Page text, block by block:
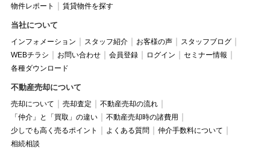
物件レポート
賃貸物件を探す
当社について
インフォメーション スタッフ紹介 お客様の声
スタッフブログ
WEBチラシ
お問い合わせ 会員登録 ログイン
セミナー情報
各種ダウンロード
不動産売却について
売却について 売却査定
不動産売却の流れ
「仲介」と「買取」の違い
不動産売却時の諸費用
少しでも高く売るポイント
よくある質問
仲介手数料について
相続相談